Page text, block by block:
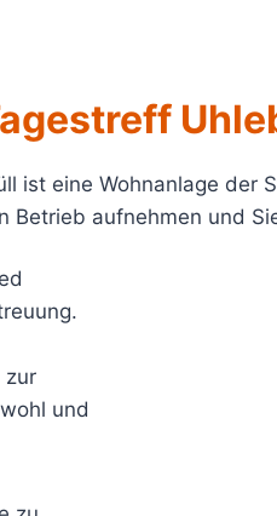
ist eine Wohnanlage
aufnehmen und
zur
und